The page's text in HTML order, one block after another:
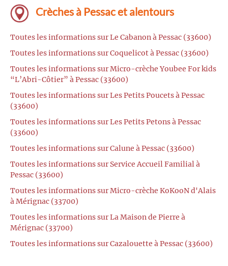
Crèches à Pessac et alentours
Toutes les informations sur Le Cabanon à Pessac (33600)
Toutes les informations sur Coquelicot à Pessac (33600)
Toutes les informations sur Micro-crèche Youbee For kids
“L’Abri-Côtier” à Pessac (33600)
Toutes les informations sur Les Petits Poucets à Pessac
(33600)
Toutes les informations sur Les Petits Petons à Pessac
(33600)
Toutes les informations sur Calune à Pessac (33600)
Toutes les informations sur Service Accueil Familial à
Pessac (33600)
Toutes les informations sur Micro-crèche KoKooN d'Alais
à Mérignac (33700)
Toutes les informations sur La Maison de Pierre à
Mérignac (33700)
Toutes les informations sur Cazalouette à Pessac (33600)